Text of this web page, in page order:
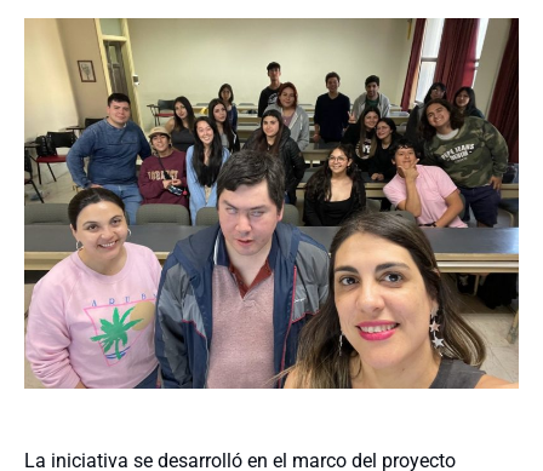
La iniciativa se desarrolló en el marco del proyecto